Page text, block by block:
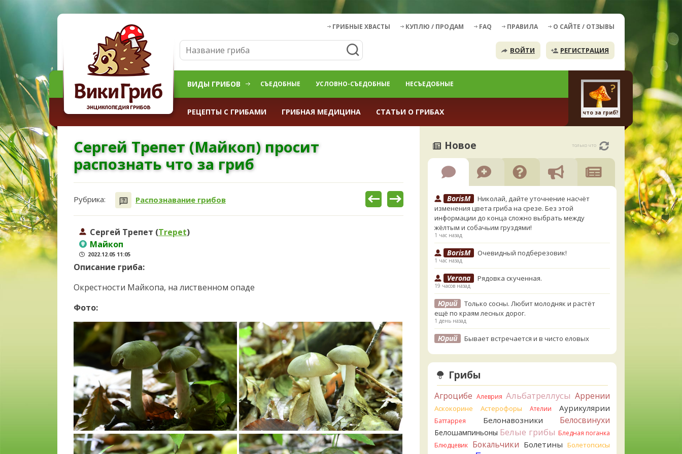
ГРИБНЫЕ ХВАСТЫ КУПЛЮ / ПРОДАМ FAQ ПРАВИЛА О САЙТЕ / ОТЗЫВЫ
ВОЙТИ РЕГИСТРАЦИЯ
ВИДЫ ГРИБОВ СЪЕДОБНЫЕ УСЛОВНО-СЪЕДОБНЫЕ НЕСЪЕДОБНЫЕ
РЕЦЕПТЫ С ГРИБАМИ ГРИБНАЯ МЕДИЦИНА СТАТЬИ О ГРИБАХ что за гриб?
Сергей Трепет (Майкоп) просит
распознать что за гриб
Рубрика: Распознавание грибов
Сергей Трепет (Trepet)
Майкоп
2022.12.05 11:05
Описание гриба:
Окрестности Майкопа, на лиственном опаде
Фото:
Новое только что
BorisM
Николай, дайте уточнение насчёт
изменения цвета гриба на срезе. Без этой
информации до конца сложно выбрать между
жёлтым и собачьим груздями!
1 час назад
BorisM Очевидный подберезовик!
1 час назад
Verona Рядовка скученная.
19 часов назад
Юрий
Только сосны. Любит молодняк и растёт
ещё по краям лесных дорог.
1 день назад
Юрий
Бывает встречается и в чисто еловых
Katya20 Зарлдыш мухомора.
Katya20 Навозник.
Verona Скорее всего он.
2 дня назад
Грибы
Агроцибе Алеврия Альбатреллусы Аррении
Аскокорине Астерофоры Ателии Аурикулярии
Баттаррея Белонавозники Белосвинухи
Белошампиньоны Белые грибы Бледная поганка
Блюдцевик
Бокальчики Болетины Болетопсисы